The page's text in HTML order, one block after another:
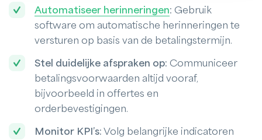
Automatiseer herinneringen: Gebruik
software om automatische herinneringen te
versturen op basis van de betalingstermijn.
Stel duidelijke afspraken op: Communiceer
betalingsvoorwaarden altijd vooraf,
bijvoorbeeld in offertes en
orderbevestigingen.
Monitor KPI’s: Volg belangrijke indicatoren